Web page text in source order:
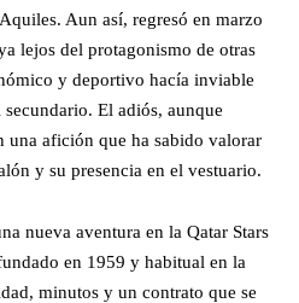
Aun así, regresó en marzo
lejos del protagonismo de otras
y deportivo hacía inviable
El adiós, aunque
una afición que ha sabido valorar
y su presencia en el vestuario.
nueva aventura en la Qatar Stars
en 1959 y habitual en la
minutos y un contrato que se